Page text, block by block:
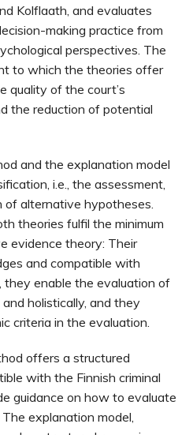
Kolflaath, and evaluates
making practice from
perspectives. The
to which the theories offer
quality of the court’s
the reduction of potential
and the explanation model
i.e., the assessment,
of alternative hypotheses.
theories fulfil the minimum
evidence theory: Their
and compatible with
they enable the evaluation of
holistically, and they
criteria in the evaluation.
offers a structured
with the Finnish criminal
guidance on how to evaluate
explanation model,